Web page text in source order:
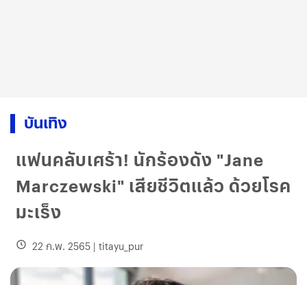
บันเทิง
แฟนคลับเศร้า! นักร้องดัง "Jane
Marczewski" เสียชีวิตแล้ว ด้วยโรค
มะเร็ง
22 ก.พ. 2565 | titayu_pur